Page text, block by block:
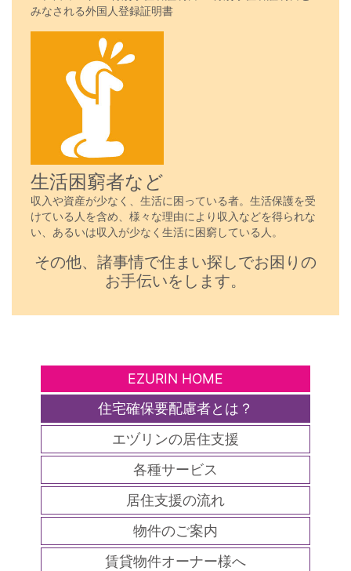
みなされる外国人登録証明書
生活困窮者など
収入や資産が少なく、生活に困っている者。生活保護を受
けている人を含め、様々な理由により収入などを得られな
い、あるいは収入が少なく生活に困窮している人。
その他、諸事情で住まい探しでお困りの
お手伝いをします。
EZURIN HOME
住宅確保要配慮者とは？
エヅリンの居住支援
各種サービス
居住支援の流れ
物件のご案内
賃貸物件オーナー様へ